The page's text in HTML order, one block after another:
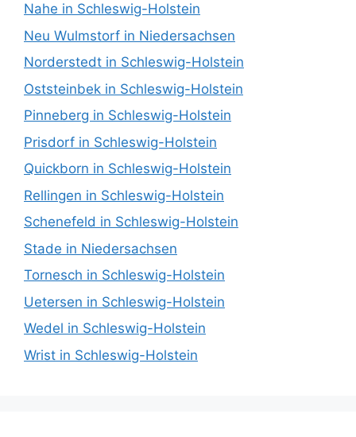
Nahe in Schleswig-Holstein
Neu Wulmstorf in Niedersachsen
Norderstedt in Schleswig-Holstein
Oststeinbek in Schleswig-Holstein
Pinneberg in Schleswig-Holstein
Prisdorf in Schleswig-Holstein
Quickborn in Schleswig-Holstein
Rellingen in Schleswig-Holstein
Schenefeld in Schleswig-Holstein
Stade in Niedersachsen
Tornesch in Schleswig-Holstein
Uetersen in Schleswig-Holstein
Wedel in Schleswig-Holstein
Wrist in Schleswig-Holstein